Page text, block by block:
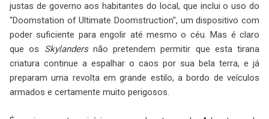
justas de governo aos habitantes do local, que inclui o uso do
"Doomstation of Ultimate Doomstruction", um dispositivo com
poder suficiente para engolir até mesmo o céu. Mas é claro
que os Skylandersnão pretendem permitir que esta tirana
criatura continue a espalhar o caos por sua bela terra, e já
preparam uma revolta em grande estilo, a bordo de veículos
armados e certamente muito perigosos.